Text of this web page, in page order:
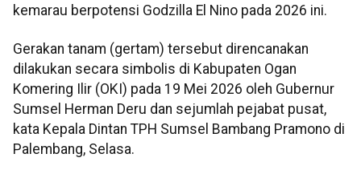
kemarau berpotensi Godzilla El Nino pada 2026 ini.
Gerakan tanam (gertam) tersebut direncanakan
dilakukan secara simbolis di Kabupaten Ogan
Komering Ilir (OKI) pada 19 Mei 2026 oleh Gubernur
Sumsel Herman Deru dan sejumlah pejabat pusat,
kata Kepala Dintan TPH Sumsel Bambang Pramono di
Palembang, Selasa.